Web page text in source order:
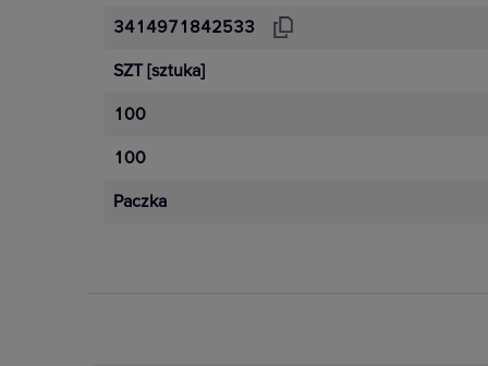
Zwiększona funkcjonalność i
oszczędności energii.
3414971842533
SZT [sztuka]
100
100
Paczka